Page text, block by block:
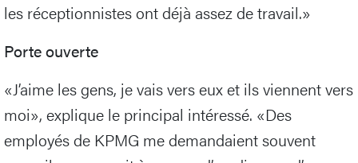
les réceptionnistes ont déjà assez de travail.»
Porte ouverte
«J’aime les gens, je vais vers eux et ils viennent vers
moi», explique le principal intéressé. «Des
employés de KPMG me demandaient souvent